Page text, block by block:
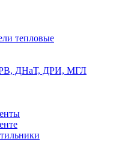
тепловые
ДНаТ, ДРИ, МГЛ